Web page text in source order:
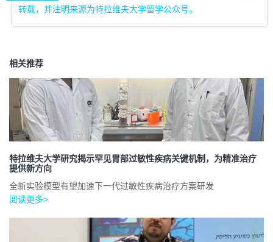
转载，并注明来源为特拉维夫大学留学公众号。
相关推荐
特拉维夫大学研究揭示罕见胃部过敏性疾病关键机制，为精准治疗
提供新方向
全新实验模型有望加速下一代过敏性疾病治疗方案研发
阅读更多>